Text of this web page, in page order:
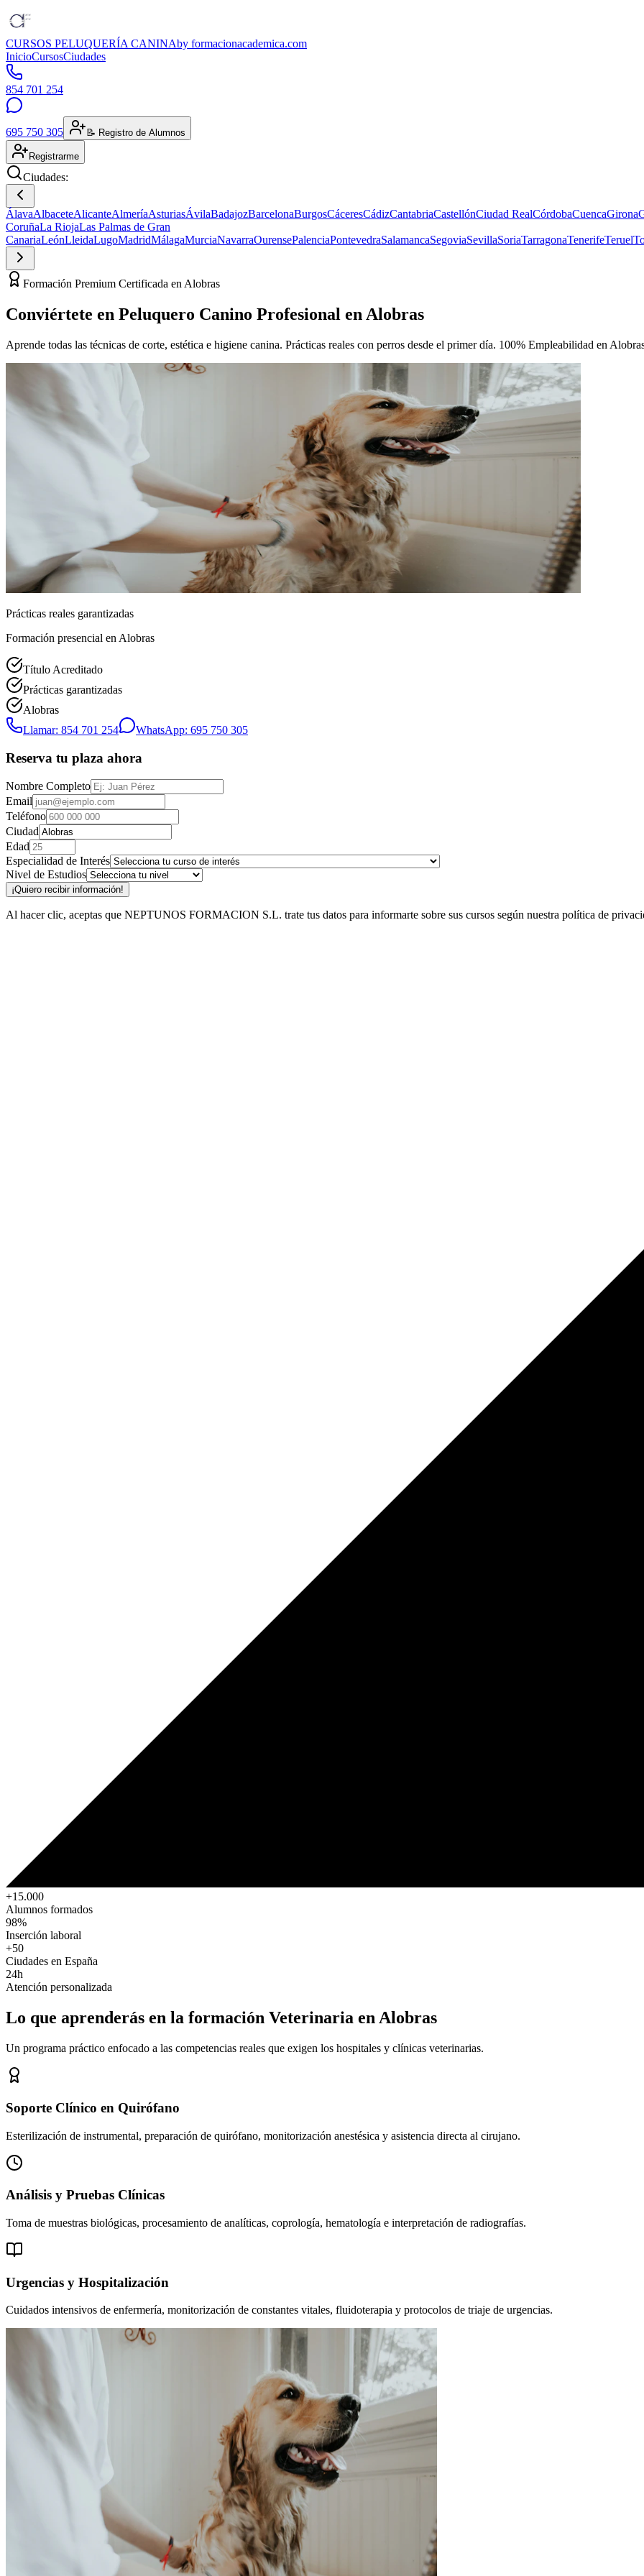
CURSOS PELUQUERÍA CANINAby formacionacademica.com
InicioCursosCiudades
854 701 254
695 750 305 📝 Registro de Alumnos
Registrarme
Ciudades:
ÁlavaAlbaceteAlicanteAlmeríaAsturiasÁvilaBadajozBarcelonaBurgosCáceresCádizCantabriaCastellónCiudad RealCórdobaCuencaGirona
CoruñaLa RiojaLas Palmas de Gran
CanariaLeónLleidaLugoMadridMálagaMurciaNavarraOurensePalenciaPontevedraSalamancaSegoviaSevillaSoriaTarragonaTenerifeTeruel
Formación Premium Certificada en Alobras
Conviértete en Peluquero Canino Profesional en Alobras
Aprende todas las técnicas de corte, estética e higiene canina. Prácticas reales con perros desde el primer día. 100% Empleabilidad en
Prácticas reales garantizadas
Formación presencial en Alobras
Título Acreditado
Prácticas garantizadas
Alobras
Llamar: 854 701 254
WhatsApp: 695 750 305
Reserva tu plaza ahora
Nombre Completo
Email
Teléfono
Ciudad
Edad
Especialidad de Interés
Nivel de Estudios
¡Quiero recibir información!
Al hacer clic, aceptas que NEPTUNOS FORMACION S.L. trate tus datos para informarte sobre sus cursos según nuestra política de
+15.000
Alumnos formados
98%
Inserción laboral
+50
Ciudades en España
24h
Atención personalizada
Lo que aprenderás en la formación Veterinaria en Alobras
Un programa práctico enfocado a las competencias reales que exigen los hospitales y clínicas veterinarias.
Soporte Clínico en Quirófano
Esterilización de instrumental, preparación de quirófano, monitorización anestésica y asistencia directa al cirujano.
Análisis y Pruebas Clínicas
Toma de muestras biológicas, procesamiento de analíticas, coprología, hematología e interpretación de radiografías.
Urgencias y Hospitalización
Cuidados intensivos de enfermería, monitorización de constantes vitales, fluidoterapia y protocolos de triaje de urgencias.